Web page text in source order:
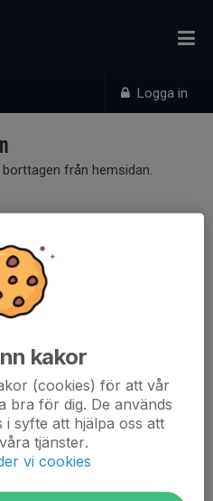
Logga in
från hemsidan.
kakor
(cookies) för att vår
bra för dig. De används
syfte att hjälpa oss att
tjänster.
vi cookies